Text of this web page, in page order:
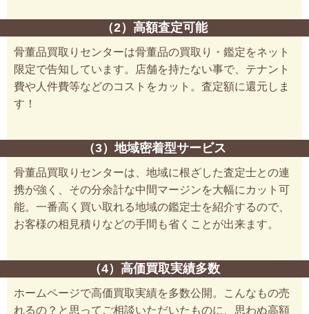
（2）高額査定可能
骨董品買取りセンターは骨董品の買取り・鑑定をネット
限定で告知しています。店舗を持たない事で、テナント
費や人件費等などのコストをカット。査定額に還元しま
す！
（3）地域密着型サービス
骨董品買取りセンターは、地域に根ざした査定士との連
携が強く、その分余計な中間マージンを大幅にカット可
能。一番高く買い取れる地域の鑑定士を紹介するので、
お客様の相見積りなどの手間も省くことが出来ます。
（4）高価買取実績多数
ホームページで高価買取実績を多数公開。こんなもの売
れるの？と思ってご相談いただいたものに、思わぬ高額